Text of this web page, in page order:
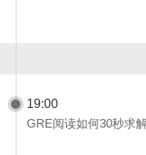
19:00
GRE阅读如何30秒求